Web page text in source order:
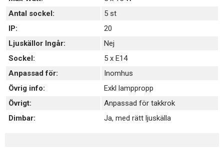
Antal sockel:
5 st
IP:
20
Ljuskällor Ingår:
Nej
Sockel:
5 x E14
Anpassad för:
Inomhus
Övrig info:
Exkl lamppropp
Övrigt:
Anpassad för takkrok
Dimbar:
Ja, med rätt ljuskälla